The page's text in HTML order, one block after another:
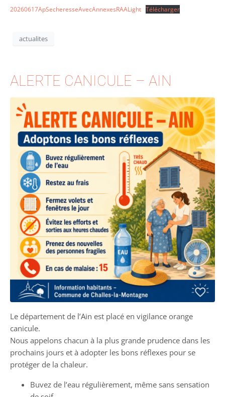
20260617ApSecheresseAvecAnnexesRAALight Télécharger
actualites
ALERTE CANICULE – AIN
Le département de l’Ain est placé en vigilance orange
canicule.
Nous appelons chacun à la plus grande prudence dans les
prochains jours et à adopter les bons réflexes pour se
protéger de la chaleur.
Buvez de l’eau régulièrement, même sans sensation